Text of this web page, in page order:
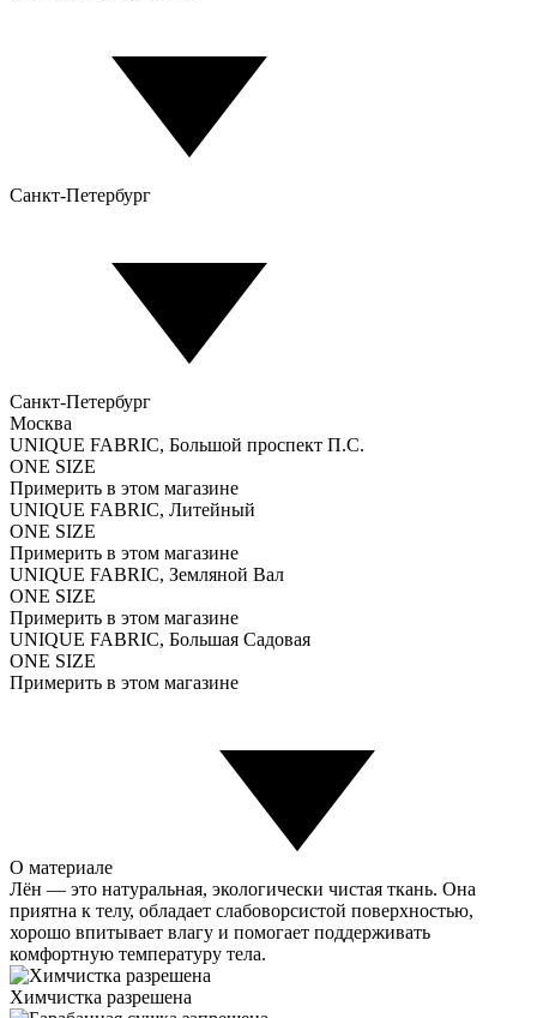
Санкт-Петербург
Санкт-Петербург
Москва
UNIQUE FABRIC, Большой проспект П.С.
ONE SIZE
Примерить в этом магазине
UNIQUE FABRIC, Литейный
ONE SIZE
Примерить в этом магазине
UNIQUE FABRIC, Земляной Вал
ONE SIZE
Примерить в этом магазине
UNIQUE FABRIC, Большая Садовая
ONE SIZE
Примерить в этом магазине
О материале
Лён — это натуральная, экологически чистая ткань. Она
приятна к телу, обладает слабоворсистой поверхностью,
хорошо впитывает влагу и помогает поддерживать
комфортную температуру тела.
Химчистка разрешена